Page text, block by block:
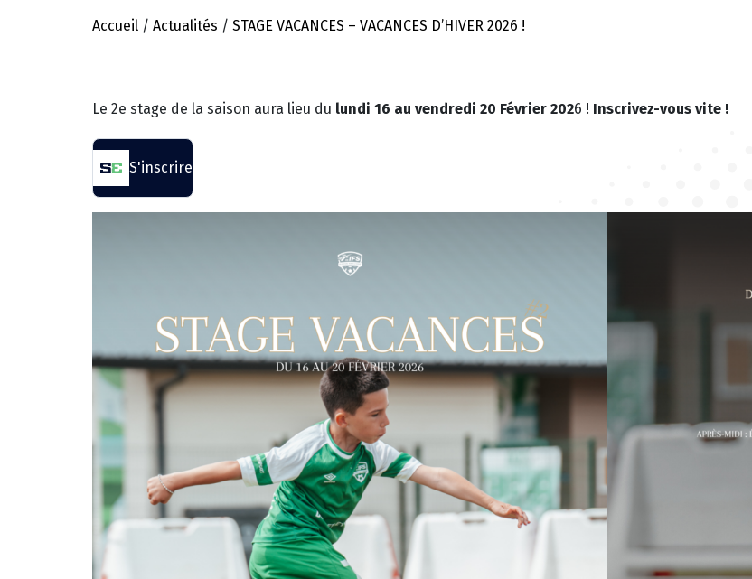
Accueil / Actualités / STAGE VACANCES – VACANCES D’HIVER 2026 !
Le 2e stage de la saison aura lieu du lundi 16 au vendredi 20 Février 2026 ! Inscrivez-vous vite !
S'inscrire